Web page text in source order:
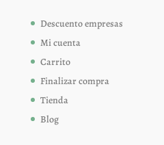
Descuento empresas
Mi cuenta
Carrito
Finalizar compra
Tienda
Blog